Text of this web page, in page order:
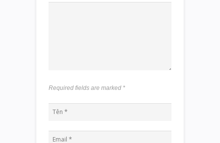
Required fields are marked *